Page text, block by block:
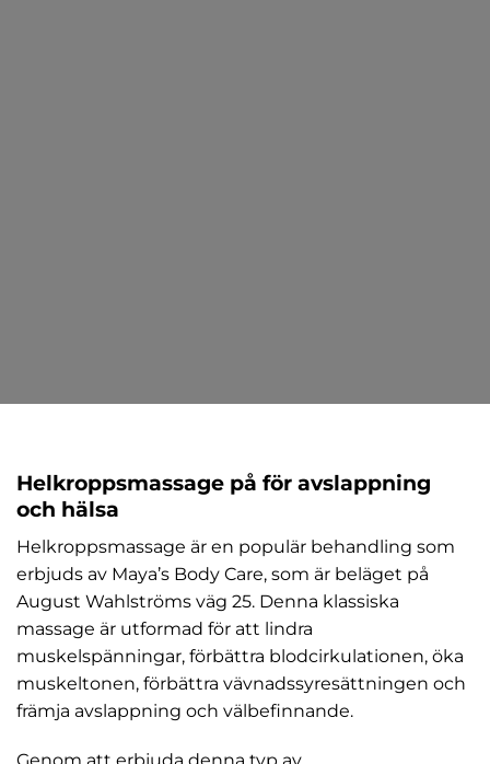
Helkroppsmassage på för avslappning
och hälsa
Helkroppsmassage är en populär behandling som
erbjuds av Maya’s Body Care, som är beläget på
August Wahlströms väg 25. Denna klassiska
massage är utformad för att lindra
muskelspänningar, förbättra blodcirkulationen, öka
muskeltonen, förbättra vävnadssyresättningen och
främja avslappning och välbefinnande.